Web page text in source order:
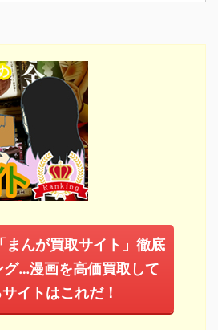
まんが買取サイト」徹底
グ…漫画を高価買取して
イトはこれだ！